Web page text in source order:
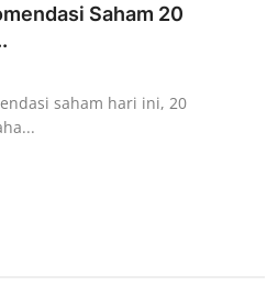
Saham 20
saham hari ini, 20